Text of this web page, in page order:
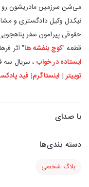
می‌شن سرزمین مادریشون رو
نیکدل وکیل دادگستری و
حقوقی پیرامون سفر
قطعه "کوچ بنفشه ها" اثر
ایستاده در خواب ، سریال
توییتر| اینستاگرم| فید
با صدای
دسته بندی‌ها
بلاگ شخصی